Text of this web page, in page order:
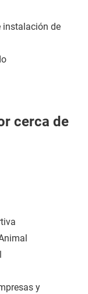
instalación de
cerca de
y